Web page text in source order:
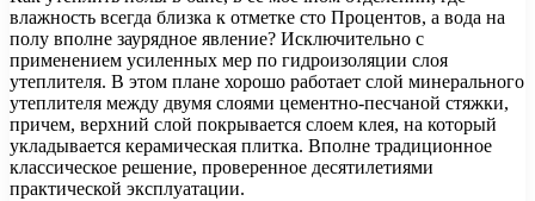
влажность всегда близка к отметке сто Процентов, а вода на
полу вполне заурядное явление? Исключительно с
применением усиленных мер по гидроизоляции слоя
утеплителя. В этом плане хорошо работает слой минерального
утеплителя между двумя слоями цементно-песчаной стяжки,
причем, верхний слой покрывается слоем клея, на который
укладывается керамическая плитка. Вполне традиционное
классическое решение, проверенное десятилетиями
практической эксплуатации.